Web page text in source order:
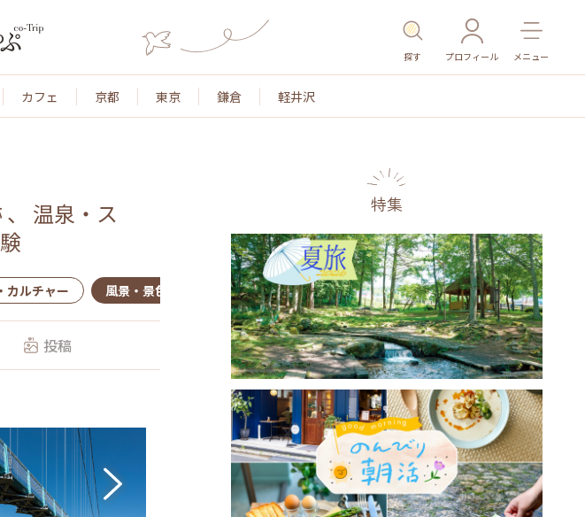
探す プロフィール メニュー
カフェ 京都 東京 鎌倉 軽井沢
、 温泉・ス
カルチャー 風景・景色 名所・旧跡 温泉・スパ その他施設
投稿
特集